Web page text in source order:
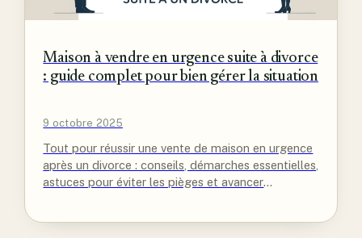
Maison à vendre en urgence suite à divorce
: guide complet pour bien gérer la situation
9 octobre 2025
Tout pour réussir une vente de maison en urgence
après un divorce : conseils, démarches essentielles,
astuces pour éviter les pièges et avancer